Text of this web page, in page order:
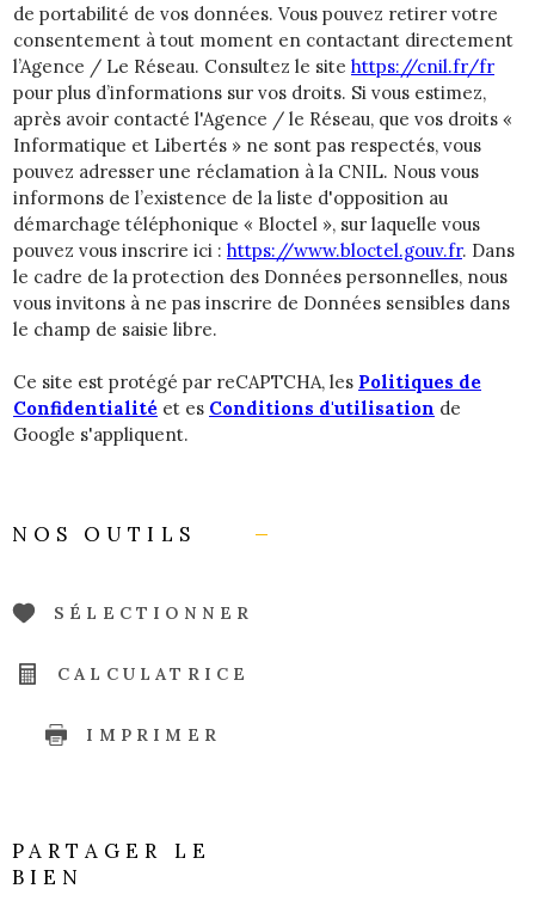
de portabilité de vos données. Vous pouvez retirer votre
consentement à tout moment en contactant directement
l’Agence / Le Réseau. Consultez le site https://cnil.fr/fr
pour plus d’informations sur vos droits. Si vous estimez,
après avoir contacté l'Agence / le Réseau, que vos droits «
Informatique et Libertés » ne sont pas respectés, vous
pouvez adresser une réclamation à la CNIL. Nous vous
informons de l’existence de la liste d'opposition au
démarchage téléphonique « Bloctel », sur laquelle vous
pouvez vous inscrire ici : https://www.bloctel.gouv.fr. Dans
le cadre de la protection des Données personnelles, nous
vous invitons à ne pas inscrire de Données sensibles dans
le champ de saisie libre.
Ce site est protégé par reCAPTCHA, les Politiques de
Confidentialité et es Conditions d'utilisation de
Google s'appliquent.
NOS OUTILS
SÉLECTIONNER
CALCULATRICE
IMPRIMER
PARTAGER LE
BIEN